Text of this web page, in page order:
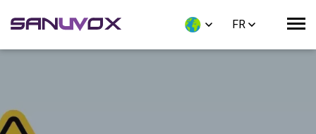
FR